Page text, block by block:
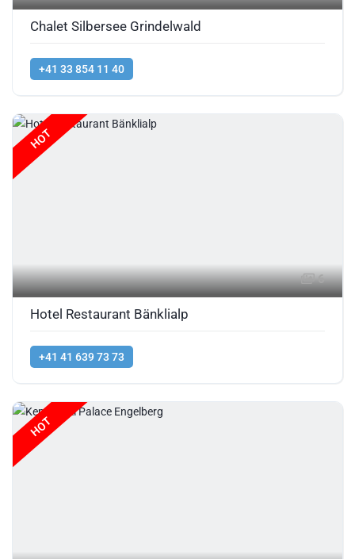
Chalet Silbersee Grindelwald
+41 33 854 11 40
HOT
6
Hotel Restaurant Bänklialp
+41 41 639 73 73
HOT